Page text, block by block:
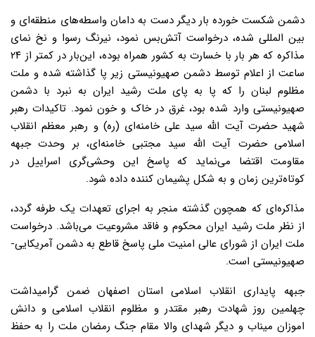
دشمن شکست خورده بار دیگر دست به دامان واسطه‌های منطقه‌ای و
بین المللی شده، درخواست آتش‌بس نمود، نیرنگ رسوا و نخ نمای
مذاکره که هر بار با خسارت به کشور همراه بوده، این‌بار در کمتر از ۲۴
ساعت از اعلام توسط دشمن صهیونیستی زیر پا گذاشته شده و ملت
مظلوم لبنان را که پا به پای ملت رشید ایران به نبرد با دشمن
صهیونیستی وارد شده بود، غرق در خاک و خون نمود. تاکیدات رهبر
شهید حضرت آیت الله سید علی خامنه‌ای (ره) و رهبر معظم انقلاب
اسلامی حضرت آیت الله سید مجتبی خامنه‌ای، بر وحدت جبهه
مقاومت اقتضا می‌نماید که پاسخ این وحشی‌گری اسراییل در
کوتاه‌ترین زمان و به شکل پشیمان کننده داده شود.
مذاکره‌ای که همچون گذشته منجر به اجرای تعهدات یک طرفه گردد،
از نظر ملت رشید ایران محکوم و فاقد مشروعیت می‌باشد. درخواست
ملت ایران از شورای عالی امنیت ملی پاسخ قاطع به دشمن آمریکایی-
صهیونیستی است.
جبهه پایداری انقلاب اسلامی استان اصفهان ضمن گرامیداشت
چهلمین روز شهادت رهبر مقتدر و مظلوم انقلاب اسلامی و دانش
اموزان میناب و دیگر شهدای والا مقام جنگ رمضان ملت را به حفظ